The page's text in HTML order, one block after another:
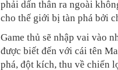
phải dấn thân ra ngoài
cho thế giới bị tàn phá bởi
Game thủ sẽ nhập vai vào
được biết đến với cái tên
phá, đột kích, thu về chiến